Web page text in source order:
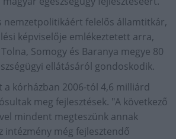
nemzetpolitikáért felelős államtitkár,
képviselője emlékeztetett arra,
Somogy és Baranya megye 80
ellátásáról gondoskodik.
a kórházban 2006-tól 4,6 milliárd
meg fejlesztések. "A következő
mindent megteszünk annak
intézmény még fejlesztendő